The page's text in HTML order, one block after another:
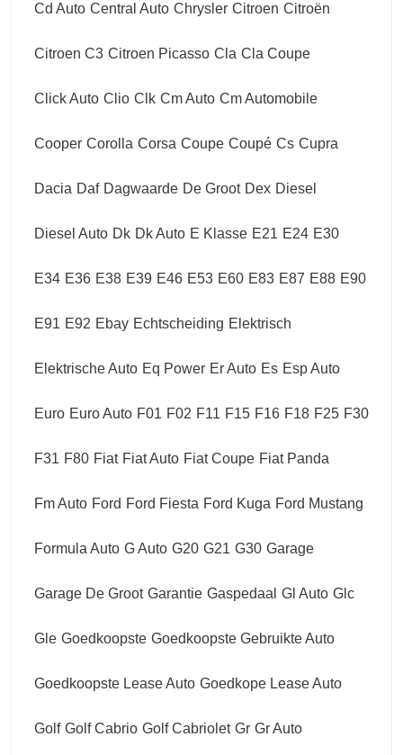
Cd Auto Central Auto Chrysler Citroen Citroën
Citroen C3 Citroen Picasso Cla Cla Coupe
Click Auto Clio Clk Cm Auto Cm Automobile
Cooper Corolla Corsa Coupe Coupé Cs Cupra
Dacia Daf Dagwaarde De Groot Dex Diesel
Diesel Auto Dk Dk Auto E Klasse E21 E24 E30
E34 E36 E38 E39 E46 E53 E60 E83 E87 E88 E90
E91 E92 Ebay Echtscheiding Elektrisch
Elektrische Auto Eq Power Er Auto Es Esp Auto
Euro Euro Auto F01 F02 F11 F15 F16 F18 F25 F30
F31 F80 Fiat Fiat Auto Fiat Coupe Fiat Panda
Fm Auto Ford Ford Fiesta Ford Kuga Ford Mustang
Formula Auto G Auto G20 G21 G30 Garage
Garage De Groot Garantie Gaspedaal Gl Auto Glc
Gle Goedkoopste Goedkoopste Gebruikte Auto
Goedkoopste Lease Auto Goedkope Lease Auto
Golf Golf Cabrio Golf Cabriolet Gr Gr Auto